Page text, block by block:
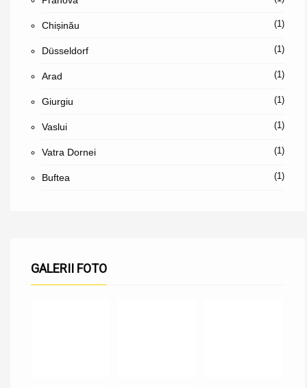
Chișinău (1)
Düsseldorf (1)
Arad (1)
Giurgiu (1)
Vaslui (1)
Vatra Dornei (1)
Buftea (1)
GALERII FOTO